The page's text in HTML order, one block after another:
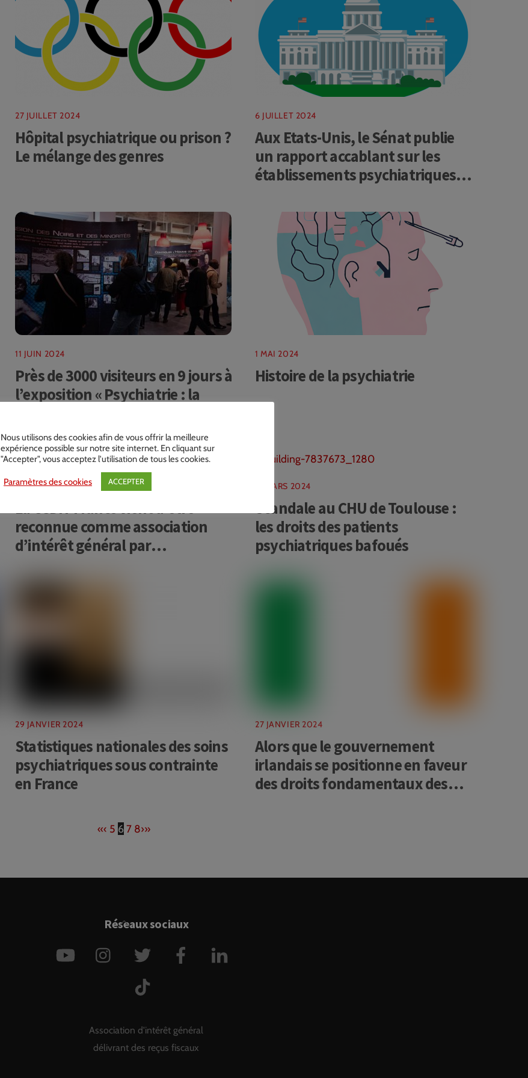
27 JUILLET 2024
Hôpital psychiatrique ou prison ?
Le mélange des genres
6 JUILLET 2024
Aux Etats-Unis, le Sénat publie
un rapport accablant sur les
établissements psychiatriques
11 JUIN 2024
Près de 3000 visiteurs en 9 jours à
l’exposition « Psychiatrie : la
1 MAI 2024
Histoire de la psychiatrie
16 AVRIL 2024
La CCDH-France vient d’être
reconnue comme association
d’intérêt général par
12 MARS 2024
Scandale au CHU de Toulouse :
les droits des patients
psychiatriques bafoués
29 JANVIER 2024
Statistiques nationales des soins
psychiatriques sous contrainte
en France
27 JANVIER 2024
Alors que le gouvernement
irlandais se positionne en faveur
des droits fondamentaux des
«‹ 5 6 7 8›»
Back
Top
Réseaux sociaux
YouTube Instagram Twitter Facebook
Association d'intérêt général
délivrant des reçus fiscaux
Nous utilisons des cookies afin de vous offrir la meilleure
expérience possible sur notre site internet. En cliquant sur
"Accepter", vous acceptez l'utilisation de tous les cookies.
Paramètres des cookies ACCEPTER